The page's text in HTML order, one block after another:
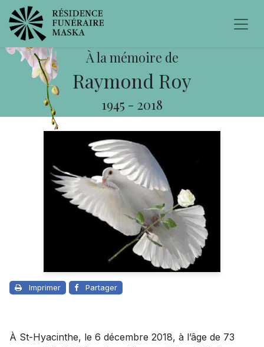
À la mémoire de
Raymond Roy
1945 - 2018
Imprimer Partager
À St-Hyacinthe, le 6 décembre 2018, à l’âge de 73